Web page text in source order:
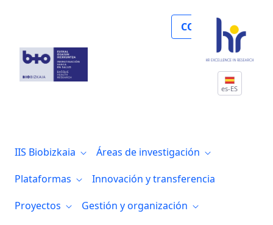
COLABORA
es-ES
IIS Biobizkaia
Áreas de investigación
Plataformas
Innovación y transferencia
Proyectos
Gestión y organización